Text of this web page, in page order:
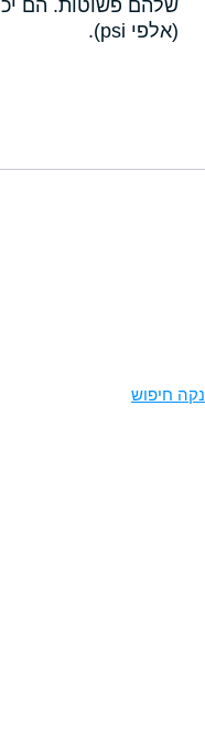
שלהם פשוטות. הם
(אלפי psi).
נקה חיפוש